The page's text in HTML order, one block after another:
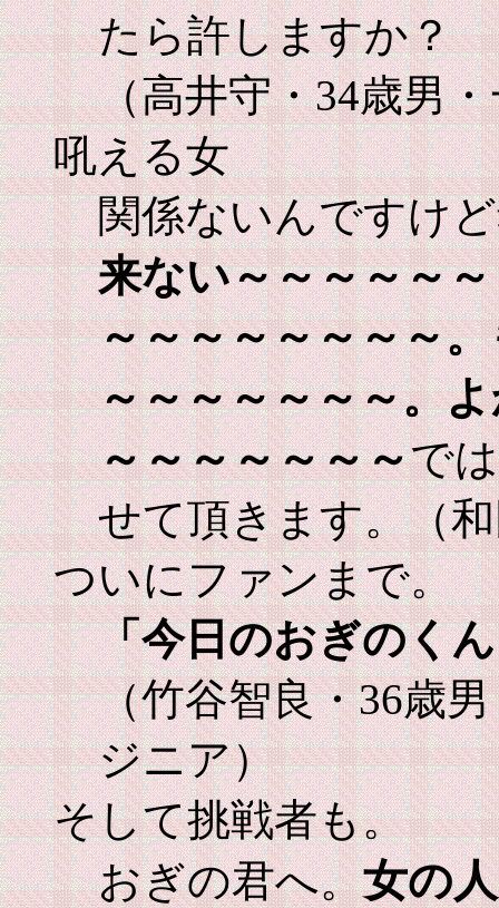
たら許しますか？
（高井守・34歳男
吼える女
関係ないんですけ
来ない～～～～～
～～～～～～～～
～～～～～～～。
～～～～～～～で
せて頂きます。（
ついにファンまで。
「今日のおぎのく
（竹谷智良・36歳
ジニア）
そして挑戦者も。
おぎの君へ。女の